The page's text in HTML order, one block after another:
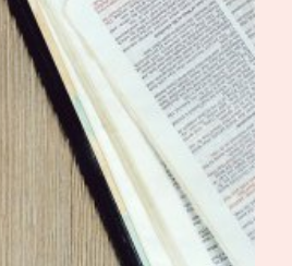
N
Natuur
O
Opvoedstijl
Oud & Nieuw
Ouderschap
Pasen
Peuter
Pinksteren